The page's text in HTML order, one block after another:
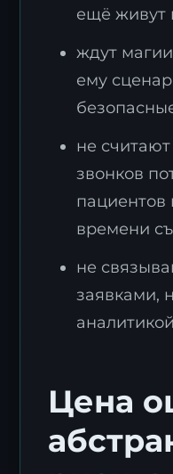
ещё живут
ждут
ему
не считают
звонков
пациентов
времени
не
заявками,
Цена